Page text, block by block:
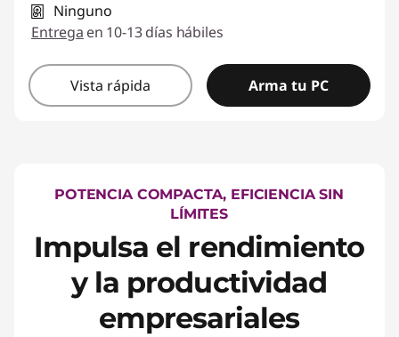
Ninguno
Entrega en 10-13 días hábiles
Vista rápida Arma tu PC
POTENCIA COMPACTA, EFICIENCIA SIN
LÍMITES
Impulsa el rendimiento
y la productividad
empresariales